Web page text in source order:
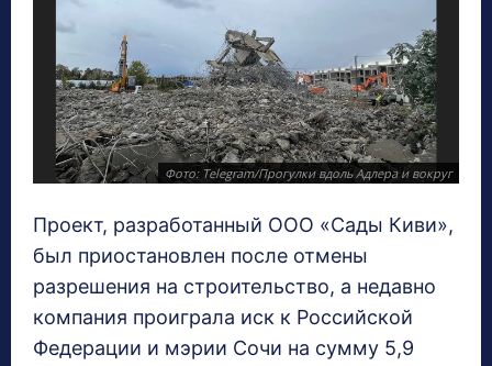
Фото: Telegram/Прогулки вдоль Адлера и вокруг
Проект, разработанный ООО «Сады Киви»,
был приостановлен после отмены
разрешения на строительство, а недавно
компания проиграла иск к Российской
Федерации и мэрии Сочи на сумму 5,9